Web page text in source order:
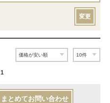
変更
1
まとめてお問い合わせ